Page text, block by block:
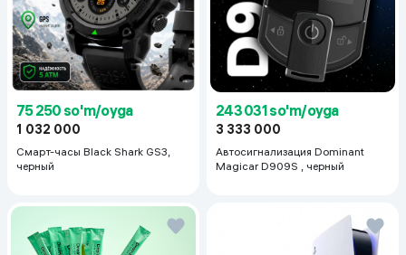
75 250 so'm/oyga
1 032 000
Смарт-часы Black Shark GS3,
черный
243 031 so'm/oyga
3 333 000
Автосигнализация Dominant
Magicar D909S , черный